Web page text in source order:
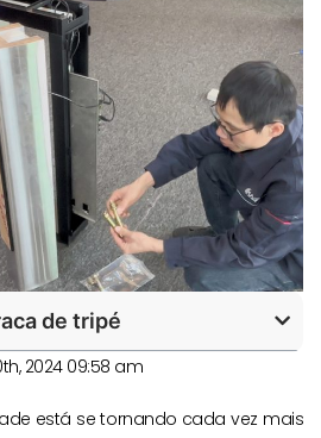
de tripé
2024 09:58 am
está se tornando cada vez mais